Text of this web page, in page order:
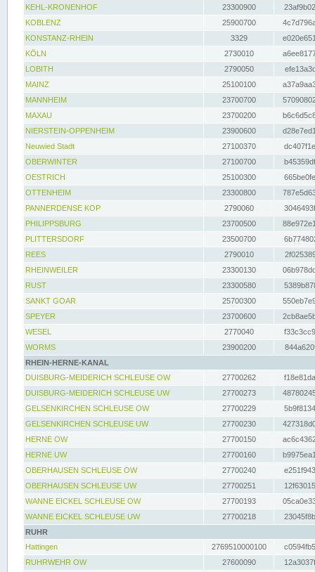
KEHL-KRONENHOF
23300900
KOBLENZ
25900700
KONSTANZ-RHEIN
3329
KÖLN
2730010
LOBITH
2790050
MAINZ
25100100
MANNHEIM
23700700
MAXAU
23700200
NIERSTEIN-OPPENHEIM
23900600
Neuwied Stadt
27100370
OBERWINTER
27100700
OESTRICH
25100300
OTTENHEIM
23300800
PANNERDENSE KOP
2790060
PHILIPPSBURG
23700500
PLITTERSDORF
23500700
REES
2790010
RHEINWEILER
23300130
RUST
23300580
SANKT GOAR
25700300
SPEYER
23700600
WESEL
2770040
WORMS
23900200
RHEIN-HERNE-KANAL
DUISBURG-MEIDERICH SCHLEUSE OW
27700262
DUISBURG-MEIDERICH SCHLEUSE UW
27700273
GELSENKIRCHEN SCHLEUSE OW
27700229
GELSENKIRCHEN SCHLEUSE UW
27700230
HERNE OW
27700150
HERNE UW
27700160
OBERHAUSEN SCHLEUSE OW
27700240
OBERHAUSEN SCHLEUSE UW
27700251
WANNE EICKEL SCHLEUSE OW
27700193
WANNE EICKEL SCHLEUSE UW
27700218
RUHR
Hattingen
2769510000100
RUHRWEHR OW
27600090